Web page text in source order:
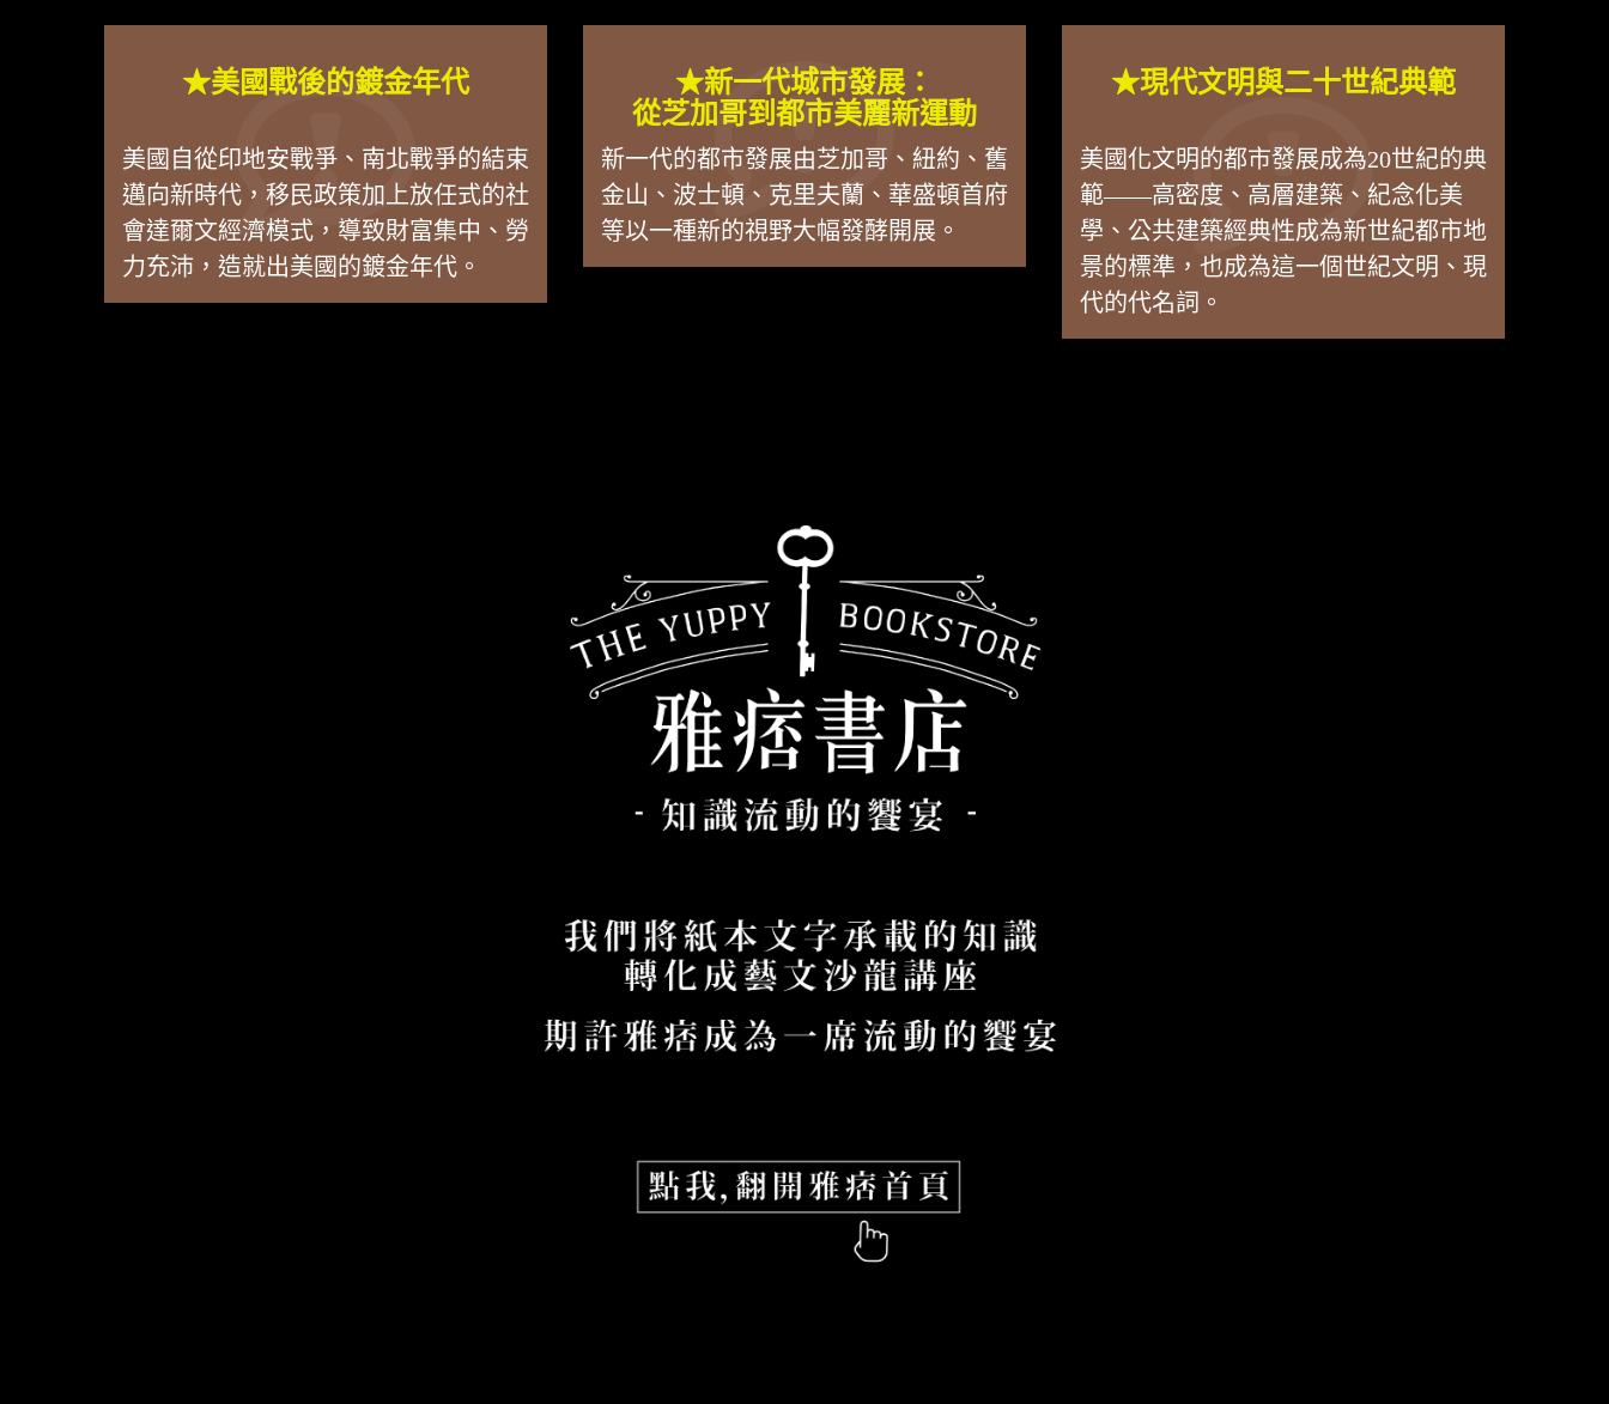
★美國戰後的鍍金年代
美國自從印地安戰爭、南北戰爭的結束
邁向新時代，移民政策加上放任式的社
會達爾文經濟模式，導致財富集中、勞
力充沛，造就出美國的鍍金年代。
★新一代城市發展：
從芝加哥到都市美麗新運動
新一代的都市發展由芝加哥、紐約、舊
金山、波士頓、克里夫蘭、華盛頓首府
等以一種新的視野大幅發酵開展。
★現代文明與二十世紀典範
美國化文明的都市發展成為20世紀的典
範——高密度、高層建築、紀念化美
學、公共建築經典性成為新世紀都市地
景的標準，也成為這一個世紀文明、現
代的代名詞。